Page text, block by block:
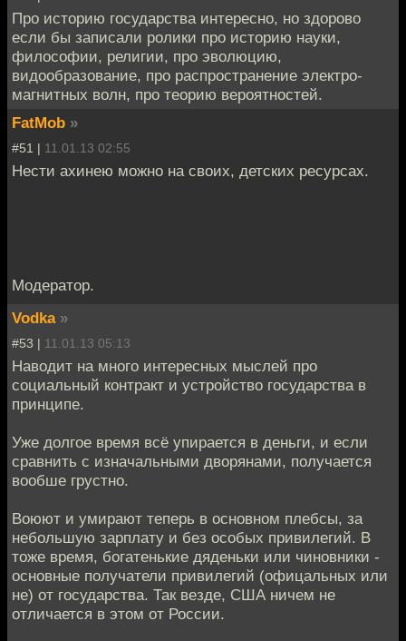
Про историю государства интересно, но здорово
если бы записали ролики про историю науки,
философии, религии, про эволюцию,
видообразование, про распространение электро-
магнитных волн, про теорию вероятностей.
FatMob »
#51 | 11.01.13 02:55
Нести ахинею можно на своих, детских ресурсах.
Модератор.
Vodka »
#53 | 11.01.13 05:13
Наводит на много интересных мыслей про
социальный контракт и устройство государства в
принципе.
Уже долгое время всё упирается в деньги, и если
сравнить с изначальными дворянами, получается
вообше грустно.
Воюют и умирают теперь в основном плебсы, за
небольшую зарплату и без особых привилегий. В
тоже время, богатенькие дяденьки или чиновники -
основные получатели привилегий (офицальных или
не) от государства. Так везде, США ничем не
отличается в этом от России.